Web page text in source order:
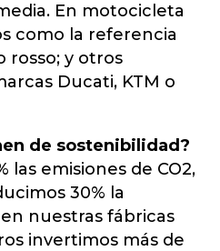
. En motocicleta
como la referencia
rosso; y otros
Ducati, KTM o
de sostenibilidad?
las emisiones de CO2,
30% la
nuestras fábricas
invertimos más de